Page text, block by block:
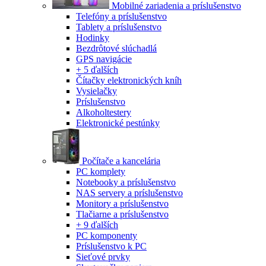
Mobilné zariadenia a príslušenstvo
Telefóny a príslušenstvo
Tablety a príslušenstvo
Hodinky
Bezdrôtové slúchadlá
GPS navigácie
+ 5 ďalších
Čítačky elektronických kníh
Vysielačky
Príslušenstvo
Alkoholtestery
Elektronické pestúnky
Počítače a kancelária
PC komplety
Notebooky a príslušenstvo
NAS servery a príslušenstvo
Monitory a príslušenstvo
Tlačiarne a príslušenstvo
+ 9 ďalších
PC komponenty
Príslušenstvo k PC
Sieťové prvky